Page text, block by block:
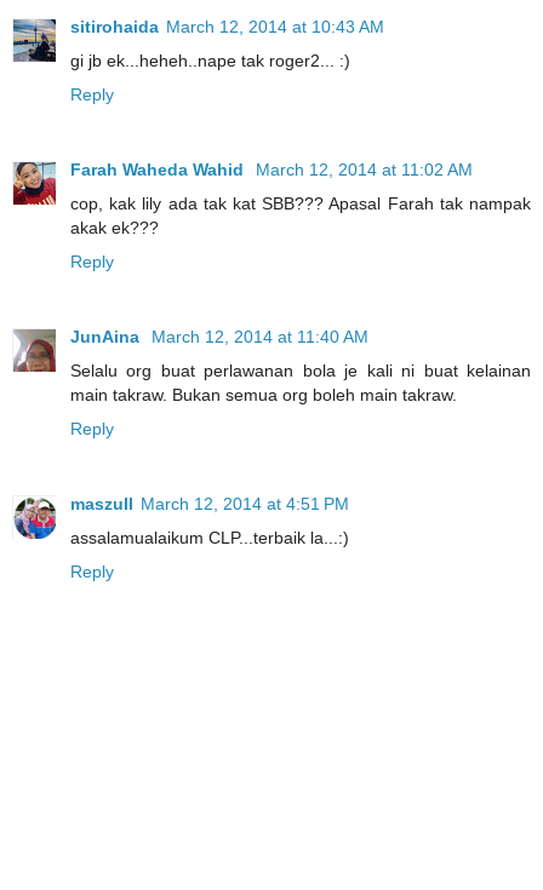
sitirohaida March 12, 2014 at 10:43 AM
gi jb ek...heheh..nape tak roger2... :)
Reply
Farah Waheda Wahid
March 12, 2014 at 11:02 AM
cop, kak lily ada tak kat SBB??? Apasal Farah tak nampak
akak ek???
Reply
JunAina
March 12, 2014 at 11:40 AM
Selalu org buat perlawanan bola je kali ni buat kelainan
main takraw. Bukan semua org boleh main takraw.
Reply
maszull March 12, 2014 at 4:51 PM
assalamualaikum CLP...terbaik la...:)
Reply